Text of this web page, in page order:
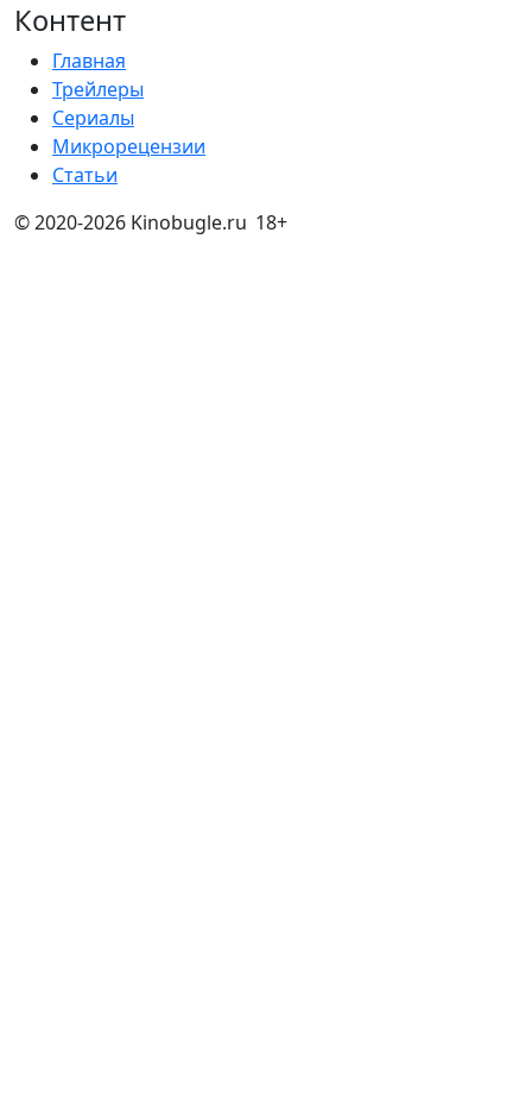
Контент
Главная
Трейлеры
Сериалы
Микрорецензии
Статьи
© 2020-2026 Kinobugle.ru 18+